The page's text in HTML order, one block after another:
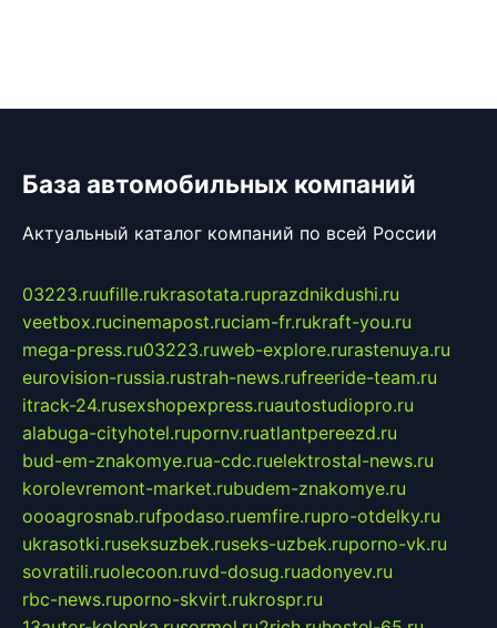
База автомобильных компаний
Актуальный каталог компаний по всей России
03223.ruufille.rukrasotata.ruprazdnikdushi.ru
veetbox.rucinemapost.ruciam-fr.rukraft-you.ru
mega-press.ru03223.ruweb-explore.rurastenuya.ru
eurovision-russia.rustrah-news.rufreeride-team.ru
itrack-24.rusexshopexpress.ruautostudiopro.ru
alabuga-cityhotel.rupornv.ruatlantpereezd.ru
bud-em-znakomye.rua-cdc.ruelektrostal-news.ru
korolevremont-market.rubudem-znakomye.ru
oooagrosnab.rufpodaso.ruemfire.rupro-otdelky.ru
ukrasotki.ruseksuzbek.ruseks-uzbek.ruporno-vk.ru
sovratili.ruolecoon.ruvd-dosug.ruadonyev.ru
rbc-news.ruporno-skvirt.rukrospr.ru